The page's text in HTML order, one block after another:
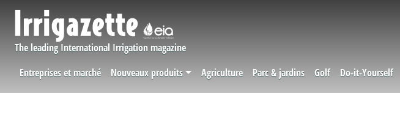
The leading International Irrigation magazine
Navigation principale
Entreprises et marché Nouveaux produits Agriculture Parc & jardins Golf Do-it-Yourself